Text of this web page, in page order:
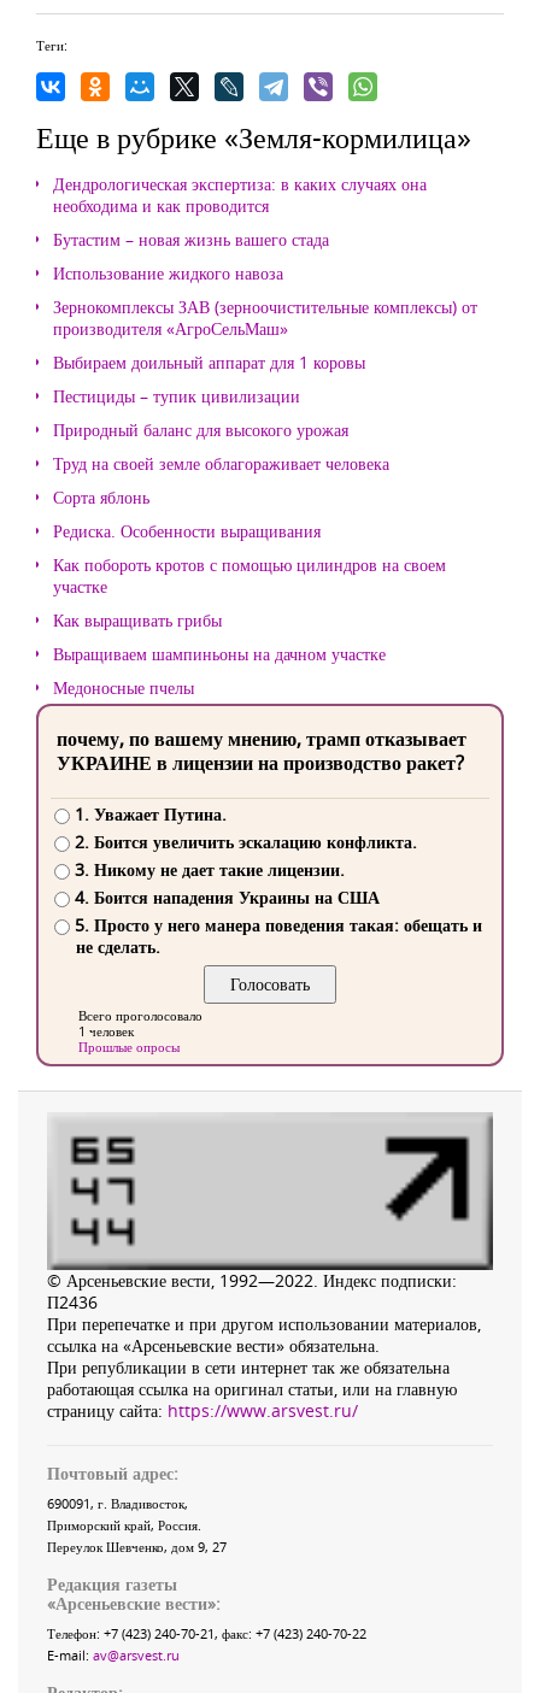
Теги:
Еще в рубрике «Земля-кормилица»
Дендрологическая экспертиза: в каких случаях она
необходима и как проводится
Бутастим – новая жизнь вашего стада
Использование жидкого навоза
Зернокомплексы ЗАВ (зерноочистительные комплексы) от
производителя «АгроСельМаш»
Выбираем доильный аппарат для 1 коровы
Пестициды – тупик цивилизации
Природный баланс для высокого урожая
Труд на своей земле облагораживает человека
Сорта яблонь
Редиска. Особенности выращивания
Как побороть кротов с помощью цилиндров на своем
участке
Как выращивать грибы
Выращиваем шампиньоны на дачном участке
Медоносные пчелы
почему, по вашему мнению, трамп отказывает
УКРАИНЕ в лицензии на производство ракет?
1. Уважает Путина.
2. Боится увеличить эскалацию конфликта.
3. Никому не дает такие лицензии.
4. Боится нападения Украины на США
5. Просто у него манера поведения такая: обещать и
не сделать.
Всего проголосовало
1 человек
Прошлые опросы
© Арсеньевские вести, 1992—2022. Индекс подписки:
П2436
При перепечатке и при другом использовании материалов,
ссылка на «Арсеньевские вести» обязательна.
При републикации в сети интернет так же обязательна
работающая ссылка на оригинал статьи, или на главную
страницу сайта: https://www.arsvest.ru/
Почтовый адрес:
690091, г. Владивосток,
Приморский край, Россия
Переулок Шевченко, дом 9, 27
Редакция газеты
«Арсеньевские вести»:
Телефон: +7 (423) 240-70-21, факс: +7 (423) 240-70-22
E-mail: av@arsvest.ru